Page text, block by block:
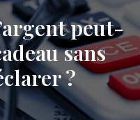
peut-
sans
?